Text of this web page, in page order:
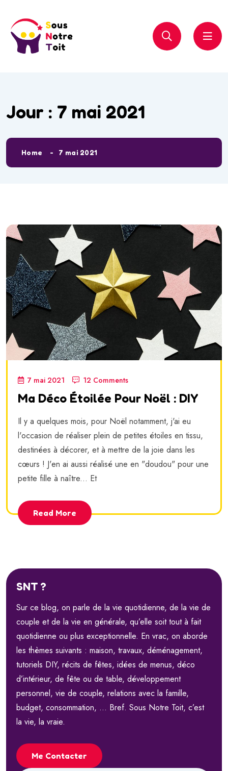
Jour : 7 mai 2021
Home 7 mai 2021
7 mai 2021 12 Comments
Ma Déco Étoilée Pour Noël : DIY
Il y a quelques mois, pour Noël notamment, j'ai eu
l'occasion de réaliser plein de petites étoiles en tissu,
destinées à décorer, et à mettre de la joie dans les
cœurs ! J'en ai aussi réalisé une en "doudou" pour une
petite fille à naître... Et
Read More
SNT ?
Sur ce blog, on parle de la vie quotidienne, de la vie de
couple et de la vie en générale, qu’elle soit tout à fait
quotidienne ou plus exceptionnelle. En vrac, on aborde
les thèmes suivants : maison, travaux, déménagement,
tutoriels DIY, récits de fêtes, idées de menus, déco
d’intérieur, de fête ou de table, développement
personnel, vie de couple, relations avec la famille,
budget, consommation, … Bref. Sous Notre Toit, c’est
la vie, la vraie.
Me Contacter